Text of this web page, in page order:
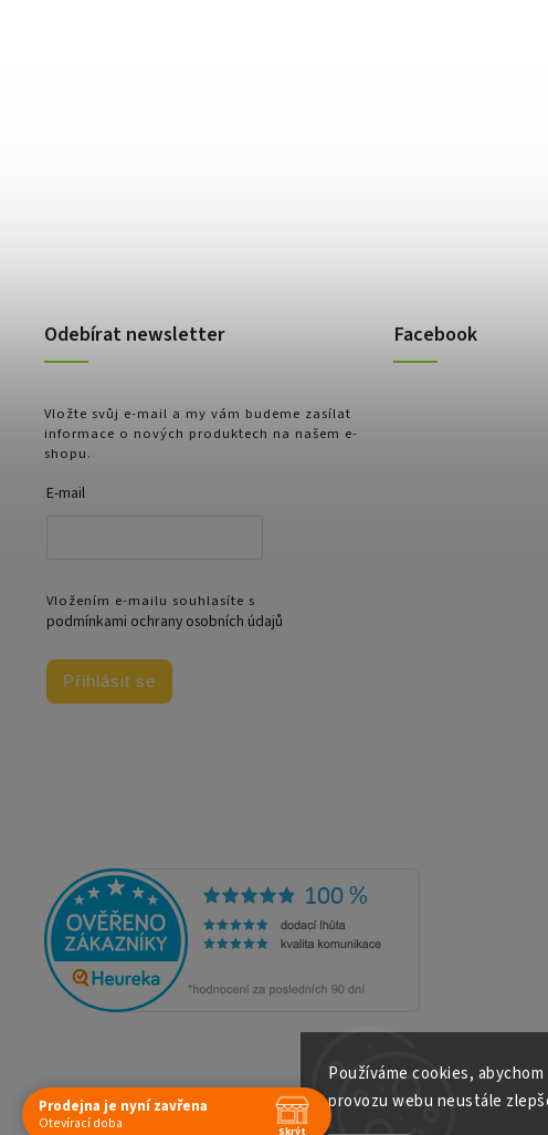
Používáme cookies,
provozu webu neustále
Odebírat newsletter
Vložte svůj e-mail a my vám budeme zasílat
informace o nových produktech na našem e-
shopu.
E-mail
Vložením e-mailu souhlasíte s
podmínkami ochrany osobních údajů
Přihlásit se
Facebook
Copyright 2026 . Všechna práva vyhrazena.
Prodejna je nyní zavřena
Otevírací doba